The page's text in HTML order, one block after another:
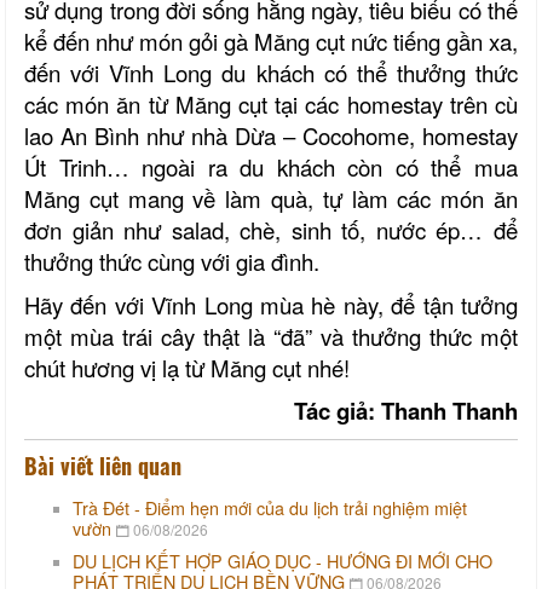
sử dụng trong đời sống hằng ngày, tiêu biểu có thể
kể đến như món gỏi gà Măng cụt nức tiếng gần xa,
đến với Vĩnh Long du khách có thể thưởng thức
các món ăn từ Măng cụt tại các homestay trên cù
lao An Bình như nhà Dừa – Cocohome, homestay
Út Trinh… ngoài ra du khách còn có thể mua
Măng cụt mang về làm quà, tự làm các món ăn
đơn giản như salad, chè, sinh tố, nước ép… để
thưởng thức cùng với gia đình.
Hãy đến với Vĩnh Long mùa hè này, để tận tưởng
một mùa trái cây thật là “đã” và thưởng thức một
chút hương vị lạ từ Măng cụt nhé!
Tác giả: Thanh Thanh
Bài viết liên quan
Trà Đét - Điểm hẹn mới của du lịch trải nghiệm miệt
vườn
06/08/2026
DU LỊCH KẾT HỢP GIÁO DỤC - HƯỚNG ĐI MỚI CHO
PHÁT TRIỂN DU LỊCH BỀN VỮNG
06/08/2026